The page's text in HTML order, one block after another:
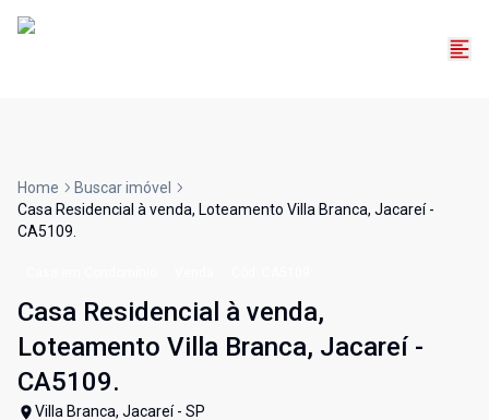
Home
Buscar imóvel
Casa Residencial à venda, Loteamento Villa Branca, Jacareí -
CA5109.
Casa Residencial à venda,
Loteamento Villa Branca, Jacareí -
CA5109.
Villa Branca, Jacareí - SP